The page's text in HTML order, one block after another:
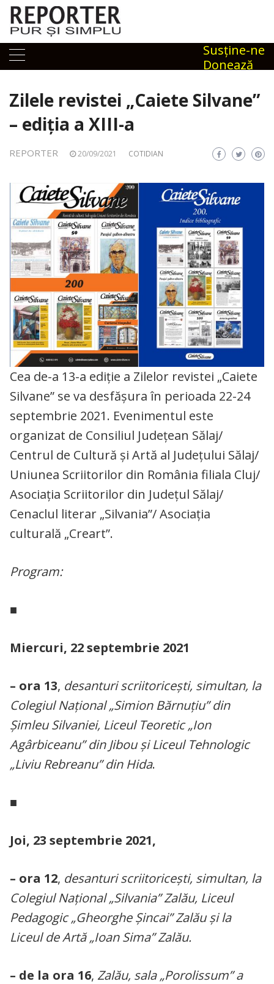
Skip
content
Susţine-ne
Donează
Zilele revistei „Caiete Silvane”
– ediția a XIII-a
REPORTER 20/09/2021 COTIDIAN
Cea de-a 13-a ediție a Zilelor revistei „Caiete
Silvane” se va desfășura în perioada 22-24
septembrie 2021. Evenimentul este
organizat de Consiliul Județean Sălaj/
Centrul de Cultură și Artă al Județului Sălaj/
Uniunea Scriitorilor din România filiala Cluj/
Asociația Scriitorilor din Județul Sălaj/
Cenaclul literar „Silvania”/ Asociația
culturală „Creart”.
Program:
■
Miercuri, 22 septembrie 2021
– ora 13, desanturi scriitoricești, simultan, la
Colegiul Național „Simion Bărnuțiu” din
Șimleu Silvaniei, Liceul Teoretic „Ion
Agârbiceanu” din Jibou și Liceul Tehnologic
„Liviu Rebreanu” din Hida.
■
Joi, 23 septembrie 2021,
– ora 12, desanturi scriitoricești, simultan, la
Colegiul Național „Silvania” Zalău, Liceul
Pedagogic „Gheorghe Șincai” Zalău și la
Liceul de Artă „Ioan Sima” Zalău.
– de la ora 16, Zalău, sala „Porolissum” a